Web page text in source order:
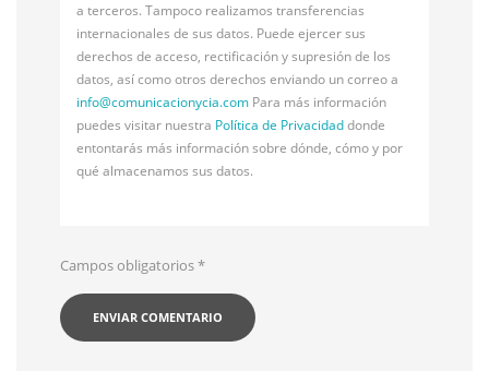
a terceros. Tampoco realizamos transferencias
internacionales de sus datos. Puede ejercer sus
derechos de acceso, rectificación y supresión de los
datos, así como otros derechos enviando un correo a
info@comunicacionycia.com Para más información
puedes visitar nuestra Política de Privacidaddonde
entontarás más información sobre dónde, cómo y por
qué almacenamos sus datos.
Campos obligatorios*